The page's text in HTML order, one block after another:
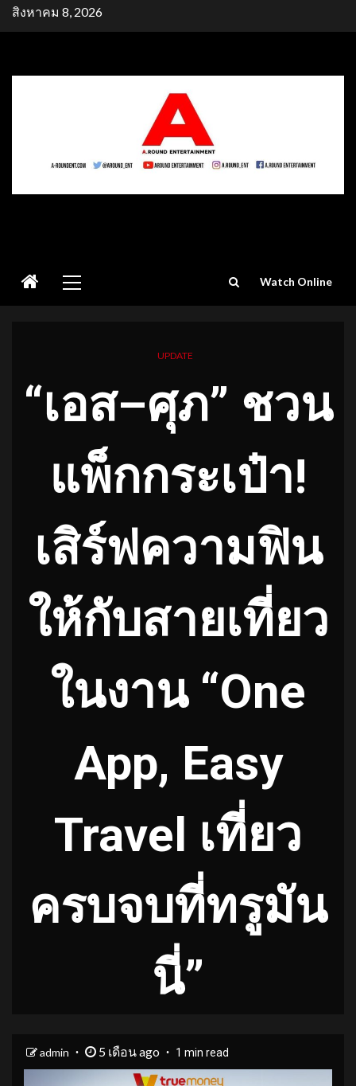
Skipสิงหาคม 8, 2026
Menu
Watch Online
UPDATE
“เอส–ศุภ” ชวน
แพ็กกระเป๋า!
เสิร์ฟความฟิน
ให้กับสายเที่ยว
ในงาน “One
App, Easy
Travel เที่ยว
ครบจบที่ทรูมัน
นี่”
admin 5 เดือน ago 1 min read